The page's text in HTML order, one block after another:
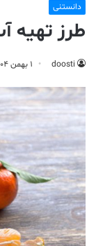
دانستنی
طرز تهیه
doosti ۱ بهمن ۱۴۰۴